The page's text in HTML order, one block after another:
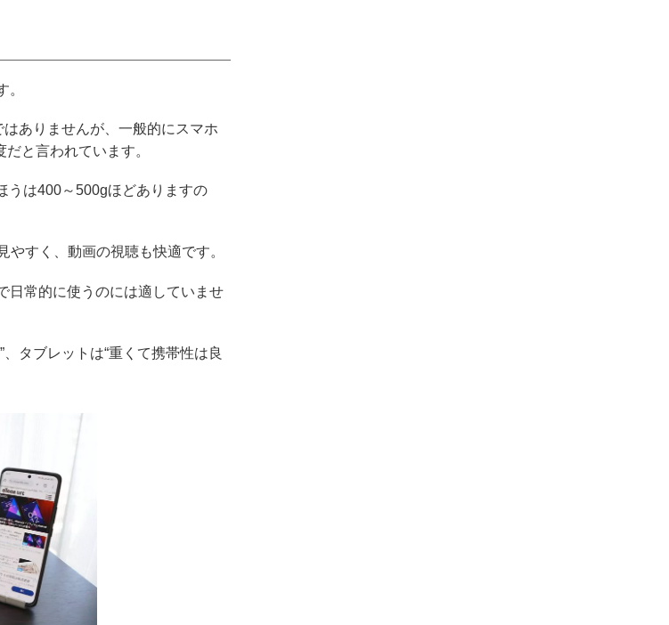
。
ありませんが、一般的にスマホ
と言われています。
うは400～500gほどありますの
すく、動画の視聴も快適です。
日常的に使うのには適していませ
タブレットは“重くて携帯性は良